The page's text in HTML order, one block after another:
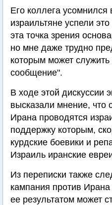
Его коллега усомнился
израильтяне успели
эта точка зрения
но мне даже трудно
которым может служить
сообщение".
В ходе этой дискуссии
высказали мнение, что
Ирана проводятся
поддержку которым,
курдские боевики и
Израиль иранские
Из переписки также
кампания против
ее результатом может